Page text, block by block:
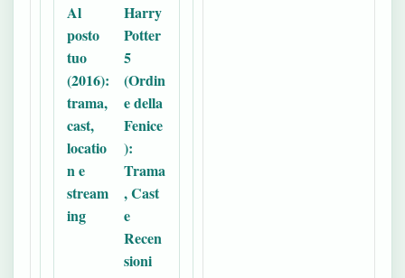
Al
posto
tuo
(2016):
trama,
cast,
locatio
n e
stream
ing
Harry
Potter
5
(Ordin
e della
Fenice
):
Trama
, Cast
e
Recen
sioni